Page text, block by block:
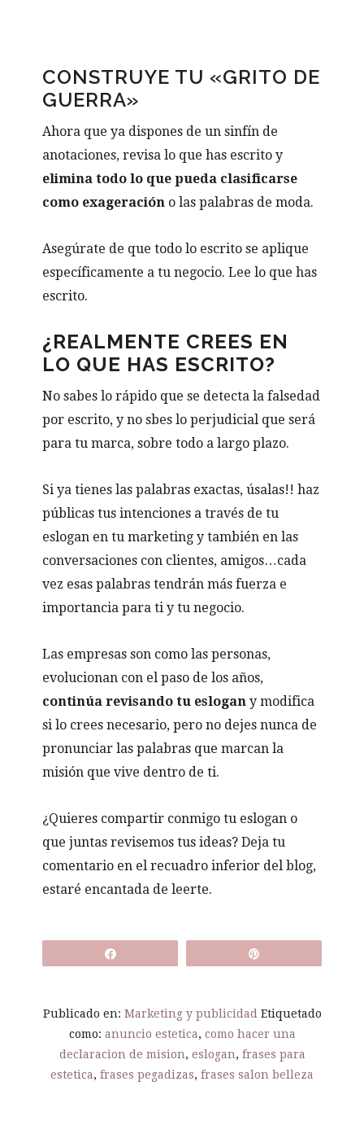
CONSTRUYE TU «GRITO DE
GUERRA»
Ahora que ya dispones de un sinfín de
anotaciones, revisa lo que has escrito y
elimina todo lo que pueda clasificarse
como exageración o las palabras de moda.
Asegúrate de que todo lo escrito se aplique
específicamente a tu negocio. Lee lo que has
escrito.
¿REALMENTE CREES EN
LO QUE HAS ESCRITO?
No sabes lo rápido que se detecta la falsedad
por escrito, y no sbes lo perjudicial que será
para tu marca, sobre todo a largo plazo.
Si ya tienes las palabras exactas, úsalas!! haz
públicas tus intenciones a través de tu
eslogan en tu marketing y también en las
conversaciones con clientes, amigos…cada
vez esas palabras tendrán más fuerza e
importancia para ti y tu negocio.
Las empresas son como las personas,
evolucionan con el paso de los años,
continúa revisando tu eslogan y modifica
si lo crees necesario, pero no dejes nunca de
pronunciar las palabras que marcan la
misión que vive dentro de ti.
¿Quieres compartir conmigo tu eslogan o
que juntas revisemos tus ideas? Deja tu
comentario en el recuadro inferior del blog,
estaré encantada de leerte.
Publicado en: Marketing y publicidad Etiquetado
como: anuncio estetica, como hacer una
declaracion de mision, eslogan, frases para
estetica, frases pegadizas, frases salon belleza